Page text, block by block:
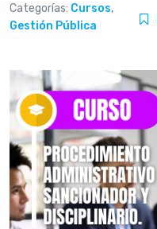
Categorías: Cursos,
Gestión Pública